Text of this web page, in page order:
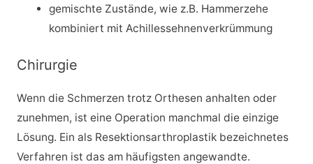
gemischte Zustände, wie z.B. Hammerzehe
kombiniert mit Achillessehnenverkrümmung
Chirurgie
Wenn die Schmerzen trotz Orthesen anhalten oder
zunehmen, ist eine Operation manchmal die einzige
Lösung. Ein als Resektionsarthroplastik bezeichnetes
Verfahren ist das am häufigsten angewandte.